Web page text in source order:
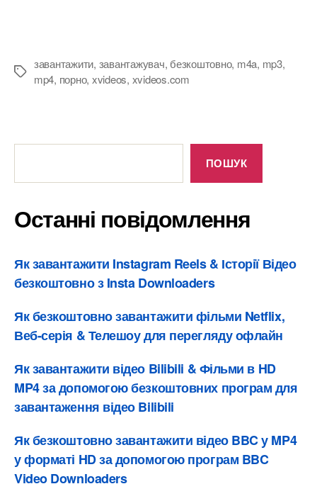
Теги
завантажити, завантажувач, безкоштовно, m4a, mp3,
mp4, порно, xvideos, xvideos.com
Останні
ПОШУК
Останні повідомлення
Як завантажити Instagram Reels & Історії Відео
безкоштовно з Insta Downloaders
Як безкоштовно завантажити фільми Netflix,
Веб-серія & Телешоу для перегляду офлайн
Як завантажити відео Bilibili & Фільми в HD
MP4 за допомогою безкоштовних програм для
завантаження відео Bilibili
Як безкоштовно завантажити відео BBC у MP4
у форматі HD за допомогою програм BBC
Video Downloaders